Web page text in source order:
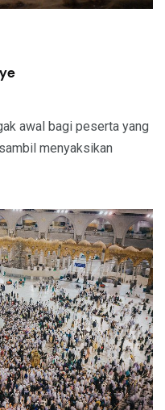
awal bagi peserta yang
menyaksikan